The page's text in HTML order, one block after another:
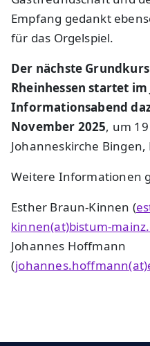
Empfang gedankt
für das Orgelspiel.
Der nächste
Rheinhessen startet
Informationsabend
November 2025, um
Johanneskirche
Weitere Informationen
Esther Braun-Kinnen (
kinnen(at)bistum-
Johannes Hoffmann
(